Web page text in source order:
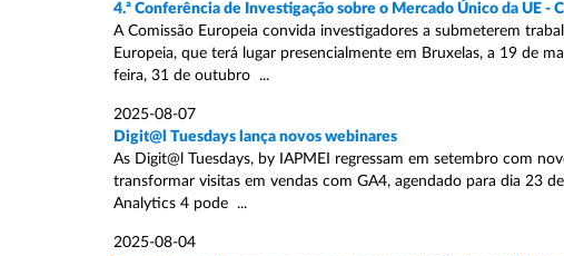
4.ª Conferência de Investigação sobre o Mercado Único da UE -
A Comissão Europeia convida investigadores a submeterem
Europeia, que terá lugar presencialmente em Bruxelas, a 19 de
feira, 31 de outubro ...
2025-08-07
Digit@l Tuesdays lança novos webinares
As Digit@l Tuesdays, by IAPMEI regressam em setembro com
transformar visitas em vendas com GA4, agendado para dia 23
Analytics 4 pode ...
2025-08-04